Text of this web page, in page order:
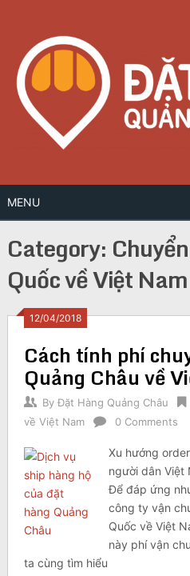
content
MENU
Category:
Quốc về Việt Nam
12/04/2018
Cách tính phí
Quảng Châu về
By Đặt Hàng Quảng Châu
về Việt Nam
0 Comments
Xu hướng
người dân Việt
Để đáp ứng
công ty vận
Quốc về Việt
này phí vận
ta cùng tìm hiểu
Posts
navigation